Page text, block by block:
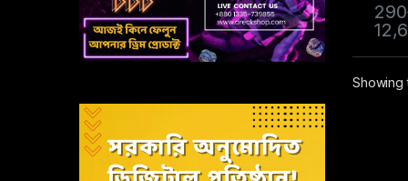
290
Showing